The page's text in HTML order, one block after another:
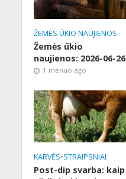
ŽEMĖS ŪKIO NAUJIENOS
Žemės ūkio
naujienos: 2026-06-26
1 mėnuo ago
KARVĖS•STRAIPSNIAI
Post-dip svarba: kaip